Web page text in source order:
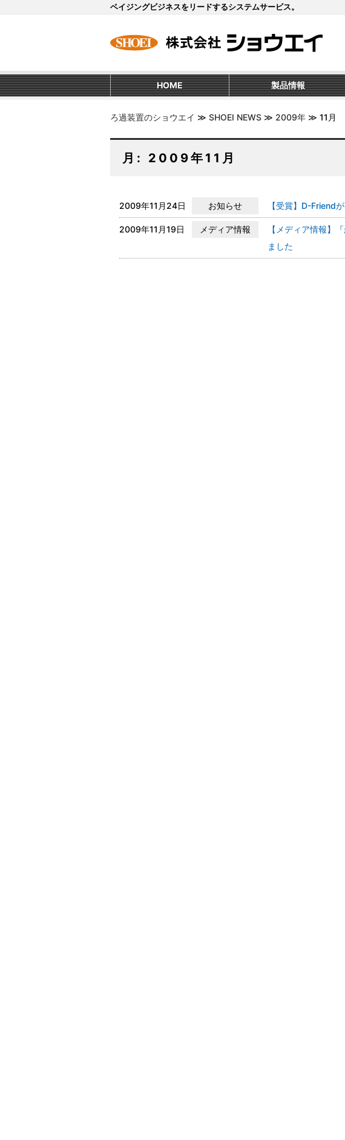
ベイジングビジネスをリードするシステムサービス。
HOME 製品情報
ろ過装置のショウエイ ≫ SHOEI NEWS ≫ 2009年 ≫ 11月
月: 2009年11月
2009年11月24日 お知らせ 【受賞】D-Friend
2009年11月19日 メディア情報
【メディア情報】
ました